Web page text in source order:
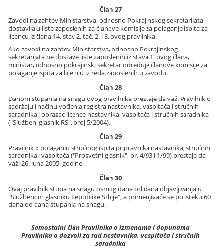
Član 27
Zavodi na zahtev Ministarstva, odnosno Pokrajinskog sekretarijata
dostavljaju liste zaposlenih za članove komisije za polaganje ispita za
licencu iz člana 14. stav 2. tač. 2. i 3. ovog pravilnika.
Ako zavodi na zahtev Ministarstva, odnosno Pokrajinskog
sekretarijata ne dostave liste zaposlenih iz stava 1. ovog člana,
ministar, odnosno pokrajinski sekretar određuje članove komisije za
polaganje ispita za licencu iz reda zaposlenih u zavodu.
Član 28
Danom stupanja na snagu ovog pravilnika prestaje da važi Pravilnik o
sadržaju i načinu vođenja registra nastavnika, vaspitača i stručnih
saradnika i obrazac licence nastavnika, vaspitača i stručnih saradnika
("Službeni glasnik RS", broj 5/2004).
Član 29
Pravilnik o polaganju stručnog ispita pripravnika nastavnika, stručnih
saradnika i vaspitača ("Prosvetni glasnik", br. 4/93 i 1/99) prestaje da
važi 26. juna 2005. godine.
Član 30
Ovaj pravilnik stupa na snagu osmog dana od dana objavljivanja u
"Službenom glasniku Republike Srbije", a primenjivaće se po isteku 60
dana od dana stupanja na snagu.
Samostalni član Pravilnika o izmenama i dopunama
Pravilnika o dozvoli za rad nastavnika, vaspitača i stručnih
saradnika